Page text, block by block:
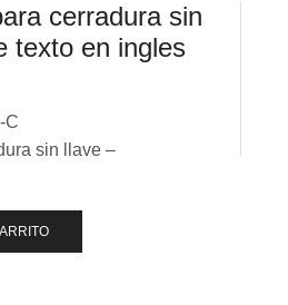
cerradura sin
texto en ingles
C
sin llave –